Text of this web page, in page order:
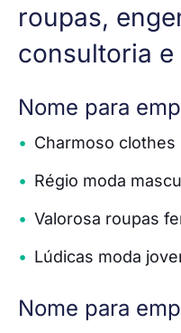
roupas,
consultoria e
Nome para
Charmoso clothes
Régio moda
Valorosa roupas
Lúdicas moda
Nome para